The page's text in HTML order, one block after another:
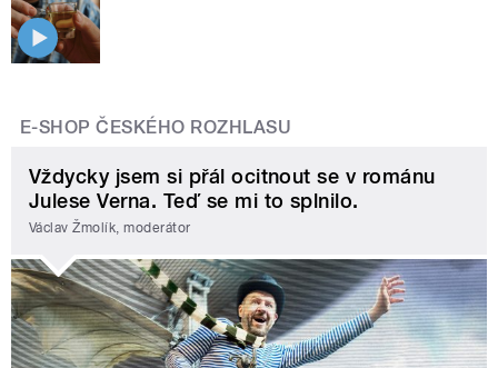
E-SHOP ČESKÉHO ROZHLASU
Vždycky jsem si přál ocitnout se v románu
Julese Verna. Teď se mi to splnilo.
Václav Žmolík, moderátor